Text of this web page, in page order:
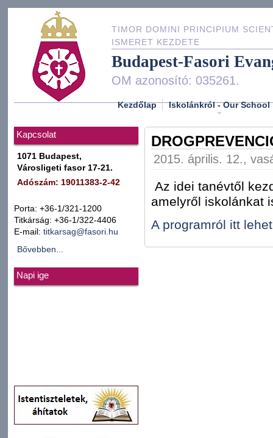
TIMOR DOMINI PRINCIPIUM
ISMERET KEZDETE
Budapest-Fasori
OM azonosító: 035261.
Kezdőlap Iskolánkról - Our School
Kapcsolat
1071 Budapest,
Városligeti fasor 17-21.
Adószám: 19011383-2-42
Porta: +36-1/321-1200
Titkárság: +36-1/322-4406
E-mail: titkarsag@fasori.hu
Bővebben...
Napi ige
2015. április. 12.,
Az idei tanévtől
amelyről iskolánkat
A programról itt